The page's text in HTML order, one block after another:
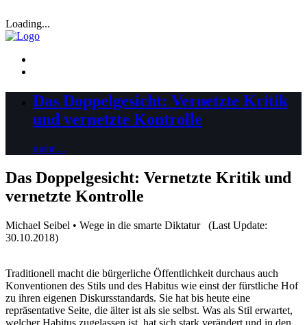
Loading...
Das Doppelgesicht: Vernetzte Kritik
und vernetzte Kontrolle
mehr ...
Das Doppelgesicht: Vernetzte Kritik und
vernetzte Kontrolle
Michael Seibel • Wege in die smarte Diktatur (Last Update:
30.10.2018)
Traditionell macht die bürgerliche Öffentlichkeit durchaus auch
Konventionen des Stils und des Habitus wie einst der fürstliche Hof
zu ihren eigenen Diskursstandards. Sie hat bis heute eine
repräsentative Seite, die älter ist als sie selbst. Was als Stil erwartet,
welcher Habitus zugelassen ist, hat sich stark verändert und in den